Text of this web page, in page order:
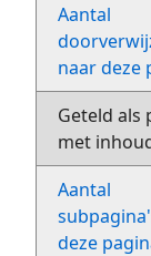
Aantal
naar deze
Geteld als
met
Aantal
deze